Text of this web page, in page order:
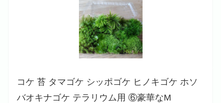
コケ 苔 タマゴケ シッポゴケ ヒノキゴケ ホソ
バオキナゴケ テラリウム用 ⑥豪華なM